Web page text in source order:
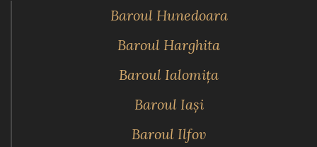
Baroul Hunedoara
Baroul Harghita
Baroul Ialomiţa
Baroul Iaşi
Baroul Ilfov